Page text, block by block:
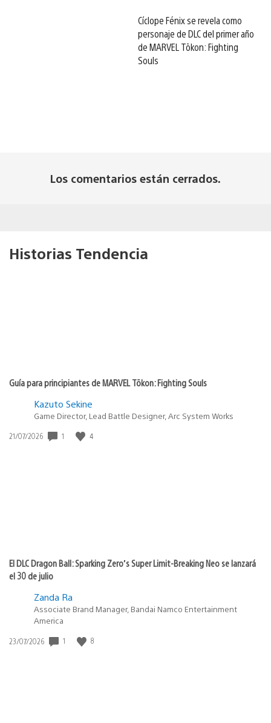
Cíclope Fénix se revela como
personaje de DLC del primer año
de MARVEL Tōkon: Fighting
Souls
Los comentarios están cerrados.
Historias Tendencia
Guía para principiantes de MARVEL Tōkon: Fighting Souls
Kazuto Sekine
Game Director, Lead Battle Designer, Arc System Works
Fecha
21/07/2026 1 4
El DLC Dragon Ball: Sparking Zero’s Super Limit-Breaking Neo se lanzará
el 30 de julio
Zanda Ra
Associate Brand Manager, Bandai Namco Entertainment
America
Fecha
23/07/2026 1 8